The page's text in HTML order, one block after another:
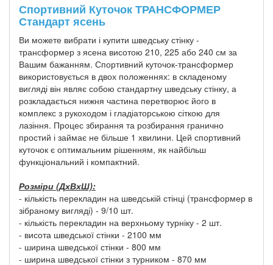
Спортивний Куточок ТРАНСФОРМЕР
Стандарт ясень
Ви можете вибрати і купити шведську стінку -
трансформер з ясена висотою 210, 225 або 240 см за
Вашим бажанням. Спортивний куточок-трансформер
використовується в двох положеннях: в складеному
вигляді він являє собою стандартну шведську стінку, а
розкладається нижня частина перетворює його в
комплекс з рукоходом і гладіаторською сіткою для
лазіння. Процес збирання та розбирання гранично
простий і займає не більше 1 хвилини. Цей спортивний
куточок є оптимальним рішенням, як найбільш
функціональний і компактний.
Розміри (ДхВхШ):
- кількість перекладин на шведській стінці (трансформер в
зібраному вигляді) - 9/10 шт.
- кількість перекладин на верхньому турніку - 2 шт.
- висота шведської стінки - 2100 мм
- ширина шведської стінки - 800 мм
- ширина шведської стінки з турником - 870 мм